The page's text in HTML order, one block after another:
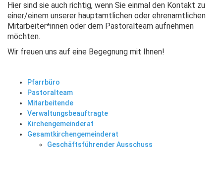
Hier sind sie auch richtig, wenn Sie einmal den Kontakt zu
einer/einem unserer hauptamtlichen oder ehrenamtlichen
Mitarbeiter*innen oder dem Pastoralteam aufnehmen
möchten.
Wir freuen uns auf eine Begegnung mit Ihnen!
Pfarrbüro
Pastoralteam
Mitarbeitende
Verwaltungsbeauftragte
Kirchengemeinderat
Gesamtkirchengemeinderat
Geschäftsführender Ausschuss